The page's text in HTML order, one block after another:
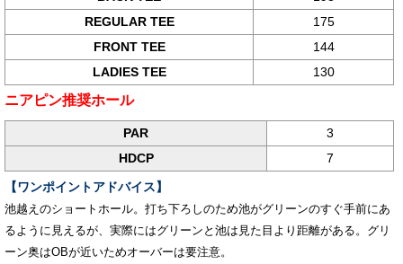
REGULAR TEE
175
FRONT TEE
144
LADIES TEE
130
ニアピン推奨ホール
PAR
3
HDCP
7
【ワンポイントアドバイス】
池越えのショートホール。打ち下ろしのため池がグリーンのすぐ手前にあ
るように見えるが、実際にはグリーンと池は見た目より距離がある。グリ
ーン奥はOBが近いためオーバーは要注意。